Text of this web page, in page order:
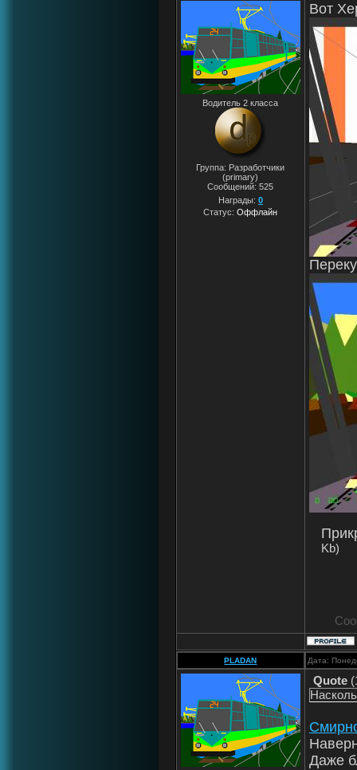
Водитель 2 класса
Группа: Разработчики
(primary)
Сообщений:525
Награды: 0
Статус:Оффлайн
Вот
Kb)
PLADAN Дата:
Quote (
Даже